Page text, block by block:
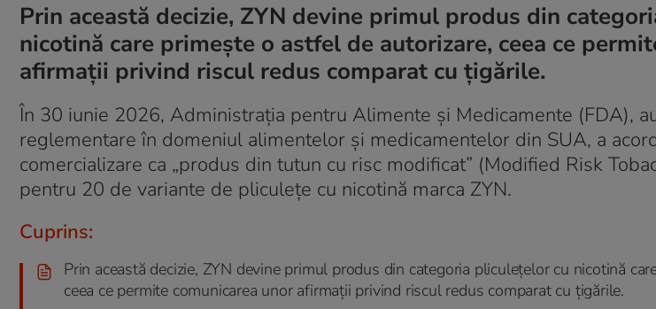
Prin această decizie, ZYN devine primul produs din
nicotină care primește o astfel de autorizare, ceea ce
afirmații privind riscul redus comparat cu țigările.
În 30 iunie 2026, Administrația pentru Alimente și Medicamente (FDA),
reglementare în domeniul alimentelor și medicamentelor din SUA, a
comercializare ca „produs din tutun cu risc modificat” (Modified Risk
pentru 20 de variante de pliculețe cu nicotină marca ZYN.
Cuprins:
Prin această decizie, ZYN devine primul produs din categoria pliculețelor cu nicotină
ceea ce permite comunicarea unor afirmații privind riscul redus comparat cu țigările.